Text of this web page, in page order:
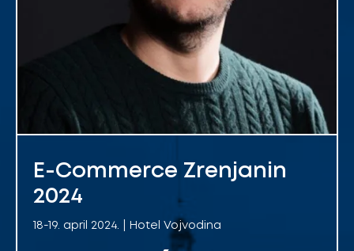
E-Commerce Zrenjanin
2024
18-19. april 2024. | Hotel Vojvodina